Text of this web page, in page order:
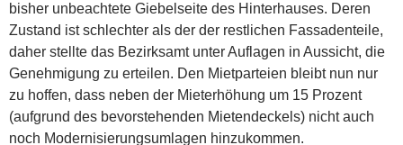
bisher unbeachtete Giebelseite des Hinterhauses. Deren
Zustand ist schlechter als der der restlichen Fassadenteile,
daher stellte das Bezirksamt unter Auflagen in Aussicht, die
Genehmigung zu erteilen. Den Mietparteien bleibt nun nur
zu hoffen, dass neben der Mieterhöhung um 15 Prozent
(aufgrund des bevorstehenden Mietendeckels) nicht auch
noch Modernisierungsumlagen hinzukommen.